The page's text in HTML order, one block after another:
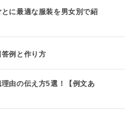
に最適な服装を男女別で紹
例と作り方
由の伝え方5選！【例文あ